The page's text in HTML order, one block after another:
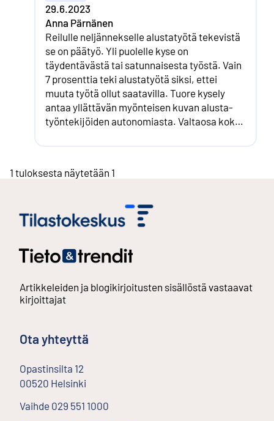
29.6.2023
Anna Pärnänen
Reilulle neljännekselle alustatyötä tekevistä
se on päätyö. Yli puolelle kyse on
täydentävästä tai satunnaisesta työstä. Vain
7 prosenttia teki alustatyötä siksi, ettei
muuta työtä ollut saatavilla. Tuore kysely
antaa yllättävän myönteisen kuvan alusta­
työntekijöiden autonomiasta. Valtaosa kokee
1 tuloksesta näytetään 1
Artikkeleiden ja blogikirjoitusten sisällöstä vastaavat
kirjoittajat
Ota yhteyttä
Opastinsilta 12
00520 Helsinki
Vaihde 029 551 1000